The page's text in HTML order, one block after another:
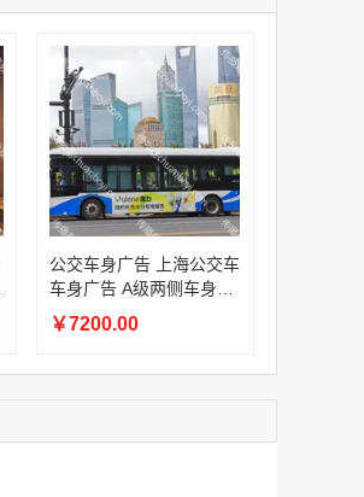
腾讯体育APP开屏广告_刊例价3折非赛季（8月9日-9月30日）
￥686400.00
公交车身广告 上海公交车
车身广告 A级两侧车身广
告
￥7200.00